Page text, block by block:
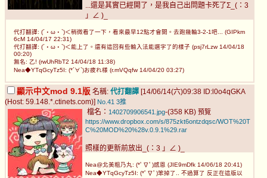
...還是其實已經開了，是我自己出問題卡死了Σ_(：3
」∠ )_
代打翻譯: (´・ω・`)＜稍微看了一下，看來最早12點才會開。去跑幾輪3-2-1吧... (GIPkm
6cM 14/04/17 22:31)
代打翻譯: (´・ω・`)＜能上了。還有這回有些輸入法能選字了的樣子 (psj7rLzw 14/04/18
00:20)
無名: 乙! (rwUhRbT2 14/04/18 11:38)
Nea◆YTqGcyTz5I: (*´∀`)お疲れ様 (r.mVQqfw 14/04/20 03:27)
顯示中文mod 9.1版 名稱: 代打翻譯 [14/06/14(六)09:38 ID:l0o4qGKA
(Host: 59.148.*.ctinets.com)] No.41 3推
檔名： 1402709906541.jpg-(358 KB) 預覽
https://www.dropbox.com/s/875zkt6ontzdqsc/WOT%20T
C%20MOD%20%28v.0.9.1%29.rar
照樣的更新前放出_(：3 」∠ )_
Nea@北美粗乃丸: (*ﾟ∇ﾟ)感恩 (JIE9mDfk 14/06/18 20:41)
Nea◆YTqGcyTz5I: (*ﾟ∇ﾟ)笨掉了.. 不過算了 反正在這版以